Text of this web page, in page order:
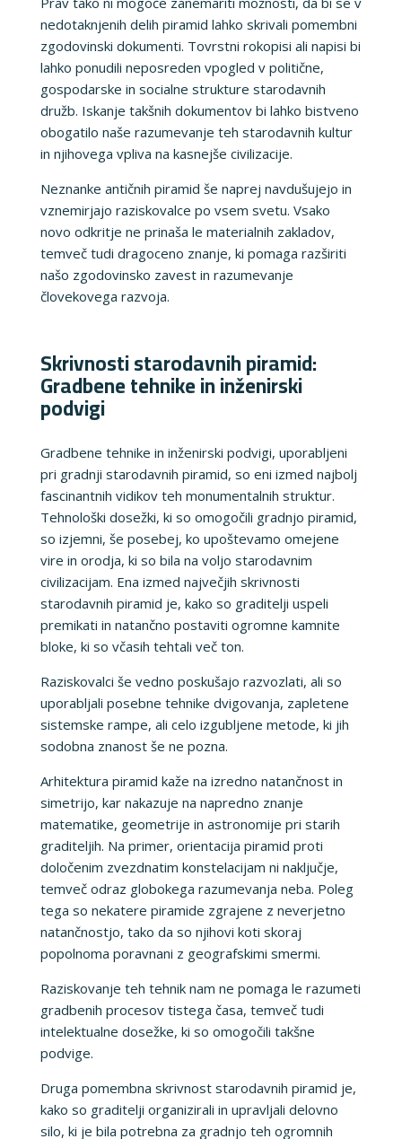
nedotaknjenih delih piramid lahko skrivali pomembni
zgodovinski dokumenti. Tovrstni rokopisi ali napisi bi
lahko ponudili neposreden vpogled v politične,
gospodarske in socialne strukture starodavnih
družb. Iskanje takšnih dokumentov bi lahko bistveno
obogatilo naše razumevanje teh starodavnih kultur
in njihovega vpliva na kasnejše civilizacije.
Neznanke antičnih piramid še naprej navdušujejo in
vznemirjajo raziskovalce po vsem svetu. Vsako
novo odkritje ne prinaša le materialnih zakladov,
temveč tudi dragoceno znanje, ki pomaga razširiti
našo zgodovinsko zavest in razumevanje
človekovega razvoja.
Skrivnosti starodavnih piramid:
Gradbene tehnike in inženirski
podvigi
Gradbene tehnike in inženirski podvigi, uporabljeni
pri gradnji starodavnih piramid, so eni izmed najbolj
fascinantnih vidikov teh monumentalnih struktur.
Tehnološki dosežki, ki so omogočili gradnjo piramid,
so izjemni, še posebej, ko upoštevamo omejene
vire in orodja, ki so bila na voljo starodavnim
civilizacijam. Ena izmed največjih skrivnosti
starodavnih piramid je, kako so graditelji uspeli
premikati in natančno postaviti ogromne kamnite
bloke, ki so včasih tehtali več ton.
Raziskovalci še vedno poskušajo razvozlati, ali so
uporabljali posebne tehnike dvigovanja, zapletene
sistemske rampe, ali celo izgubljene metode, ki jih
sodobna znanost še ne pozna.
Arhitektura piramid kaže na izredno natančnost in
simetrijo, kar nakazuje na napredno znanje
matematike, geometrije in astronomije pri starih
graditeljih. Na primer, orientacija piramid proti
določenim zvezdnatim konstelacijam ni naključje,
temveč odraz globokega razumevanja neba. Poleg
tega so nekatere piramide zgrajene z neverjetno
natančnostjo, tako da so njihovi koti skoraj
popolnoma poravnani z geografskimi smermi.
Raziskovanje teh tehnik nam ne pomaga le razumeti
gradbenih procesov tistega časa, temveč tudi
intelektualne dosežke, ki so omogočili takšne
podvige.
Druga pomembna skrivnost starodavnih piramid je,
kako so graditelji organizirali in upravljali delovno
silo, ki je bila potrebna za gradnjo teh ogromnih